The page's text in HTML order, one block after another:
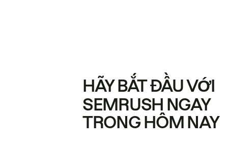
HÃY BẮT ĐẦU VỚI
SEMRUSH NGAY
TRONG HÔM NAY